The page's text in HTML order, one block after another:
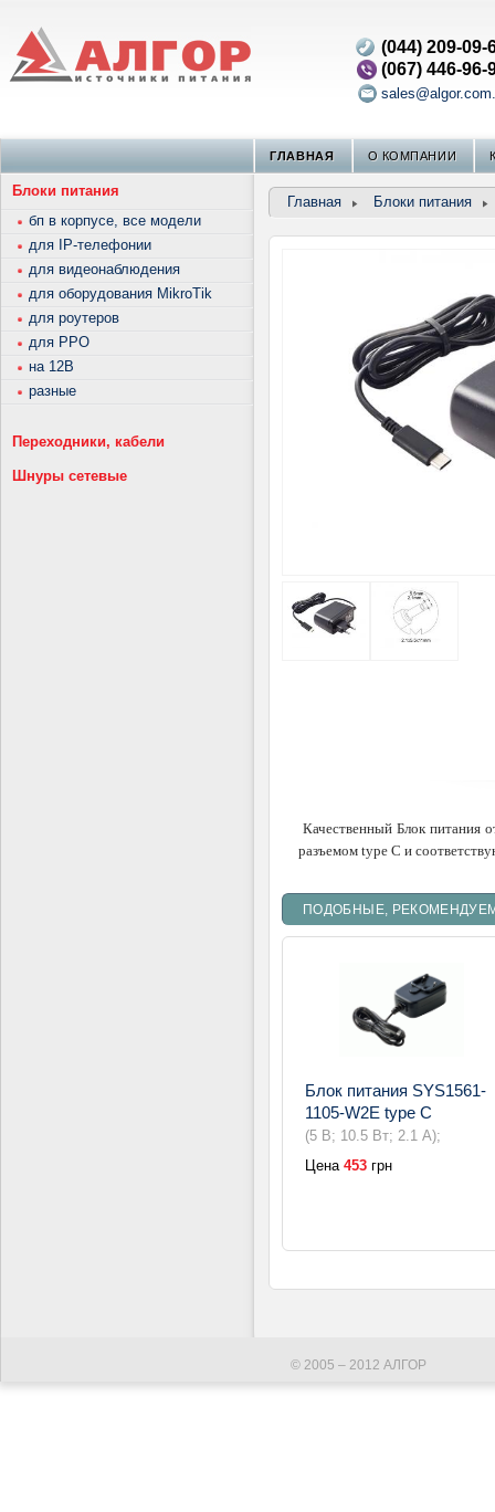
(044) 209-09-
(067) 446-96-
ГЛАВНАЯ О КОМПАНИИ
Главная Блоки питания
Качественный Блок питания
разъемом type C и
ПОДОБНЫЕ,
Блок питания SYS1561-
1105-W2E type C
(5 В; 10.5 Вт; 2.1 А);
Цена 453 грн
Блоки питания
бп в корпусе, все модели
для IP-телефонии
для видеонаблюдения
для оборудования MikroTik
для роутеров
для РРО
на 12В
разные
Переходники, кабели
Шнуры сетевые
© 2005 – 2012 АЛГОР